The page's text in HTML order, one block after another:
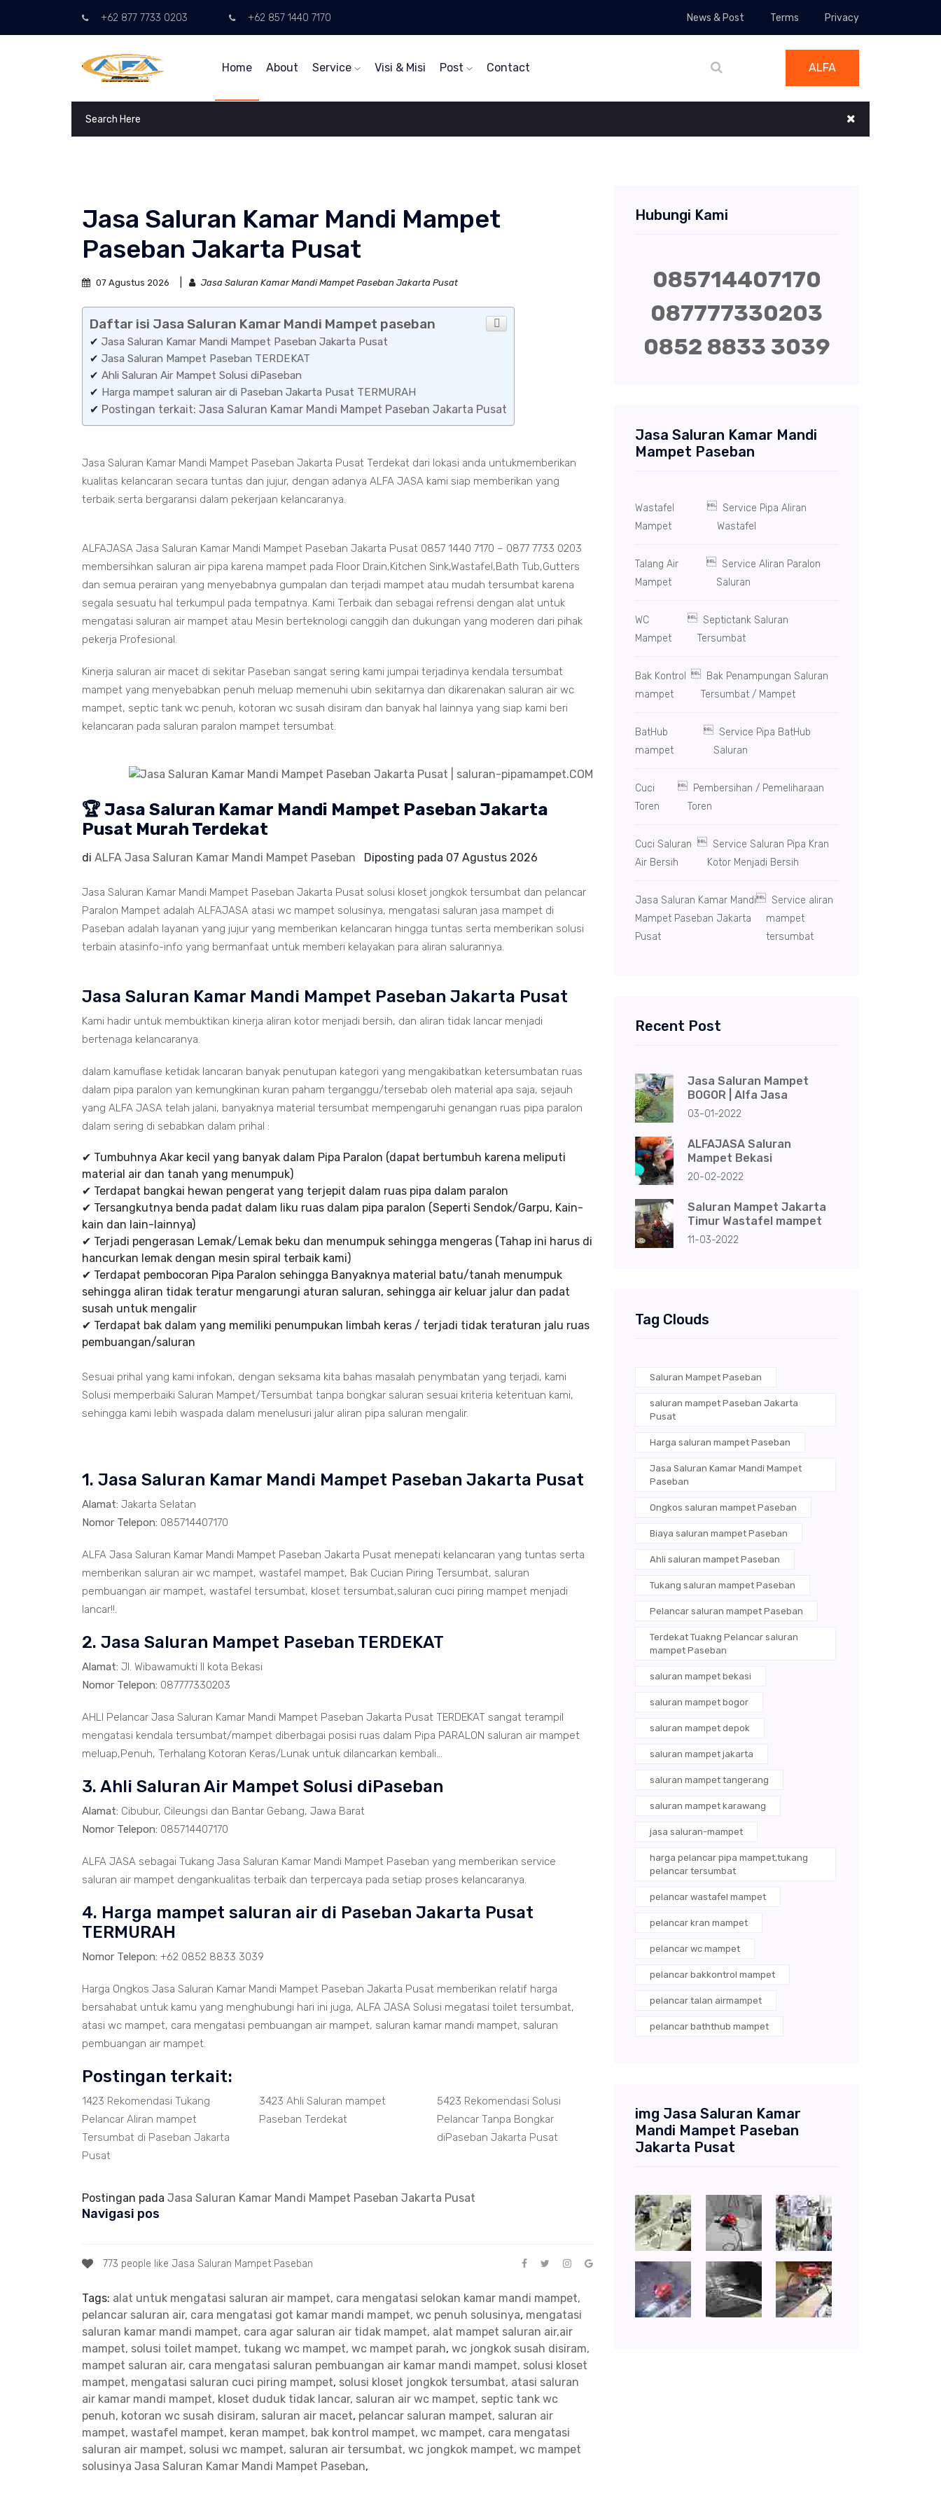
+62 877 7733 0203 +62 857 1440 7170 News & Post Terms Privacy
Home About Service Visi & Misi Post Contact ALFA
Jasa Saluran Kamar Mandi Mampet
Paseban Jakarta Pusat
07 Agustus 2026 Jasa Saluran Kamar Mandi Mampet Paseban Jakarta Pusat
Daftar isi Jasa Saluran Kamar Mandi Mampet paseban
✔ Jasa Saluran Kamar Mandi Mampet Paseban Jakarta Pusat
✔ Jasa Saluran Mampet Paseban TERDEKAT
✔ Ahli Saluran Air Mampet Solusi diPaseban
✔ Harga mampet saluran air di Paseban Jakarta Pusat TERMURAH
✔ Postingan terkait: Jasa Saluran Kamar Mandi Mampet Paseban Jakarta Pusat
Jasa Saluran Kamar Mandi Mampet Paseban Jakarta Pusat Terdekat dari lokasi anda untukmemberikan
kualitas kelancaran secara tuntas dan jujur, dengan adanya ALFA JASA kami siap memberikan yang
terbaik serta bergaransi dalam pekerjaan kelancaranya.
ALFAJASA Jasa Saluran Kamar Mandi Mampet Paseban Jakarta Pusat 0857 1440 7170 – 0877 7733 0203
membersihkan saluran air pipa karena mampet pada Floor Drain,Kitchen Sink,Wastafel,Bath Tub,Gutters
dan semua perairan yang menyebabnya gumpalan dan terjadi mampet atau mudah tersumbat karena
segala sesuatu hal terkumpul pada tempatnya. Kami Terbaik dan sebagai refrensi dengan alat untuk
mengatasi saluran air mampet atau Mesin berteknologi canggih dan dukungan yang moderen dari pihak
pekerja Profesional.
Kinerja saluran air macet di sekitar Paseban sangat sering kami jumpai terjadinya kendala tersumbat
mampet yang menyebabkan penuh meluap memenuhi ubin sekitarnya dan dikarenakan saluran air wc
mampet, septic tank wc penuh, kotoran wc susah disiram dan banyak hal lainnya yang siap kami beri
kelancaran pada saluran paralon mampet tersumbat.
🏆 Jasa Saluran Kamar Mandi Mampet Paseban Jakarta
Pusat Murah Terdekat
di ALFA Jasa Saluran Kamar Mandi Mampet Paseban Diposting pada 07 Agustus 2026
Jasa Saluran Kamar Mandi Mampet Paseban Jakarta Pusat solusi kloset jongkok tersumbat dan pelancar
Paralon Mampet adalah ALFAJASA atasi wc mampet solusinya, mengatasi saluran jasa mampet di
Paseban adalah layanan yang jujur yang memberikan kelancaran hingga tuntas serta memberikan solusi
terbain atasinfo-info yang bermanfaat untuk memberi kelayakan para aliran salurannya.
Jasa Saluran Kamar Mandi Mampet Paseban Jakarta Pusat
Kami hadir untuk membuktikan kinerja aliran kotor menjadi bersih, dan aliran tidak lancar menjadi
bertenaga kelancaranya.
dalam kamuflase ketidak lancaran banyak penutupan kategori yang mengakibatkan ketersumbatan ruas
dalam pipa paralon yan kemungkinan kuran paham terganggu/tersebab oleh material apa saja, sejauh
yang ALFA JASA telah jalani, banyaknya material tersumbat mempengaruhi genangan ruas pipa paralon
dalam sering di sebabkan dalam prihal :
✔ Tumbuhnya Akar kecil yang banyak dalam Pipa Paralon (dapat bertumbuh karena meliputi
material air dan tanah yang menumpuk)
✔ Terdapat bangkai hewan pengerat yang terjepit dalam ruas pipa dalam paralon
✔ Tersangkutnya benda padat dalam liku ruas dalam pipa paralon (Seperti Sendok/Garpu, Kain-
kain dan lain-lainnya)
✔ Terjadi pengerasan Lemak/Lemak beku dan menumpuk sehingga mengeras (Tahap ini harus di
hancurkan lemak dengan mesin spiral terbaik kami)
✔ Terdapat pembocoran Pipa Paralon sehingga Banyaknya material batu/tanah menumpuk
sehingga aliran tidak teratur mengarungi aturan saluran, sehingga air keluar jalur dan padat
susah untuk mengalir
✔ Terdapat bak dalam yang memiliki penumpukan limbah keras / terjadi tidak teraturan jalu ruas
pembuangan/saluran
Sesuai prihal yang kami infokan, dengan seksama kita bahas masalah penymbatan yang terjadi, kami
Solusi memperbaiki Saluran Mampet/Tersumbat tanpa bongkar saluran sesuai kriteria ketentuan kami,
sehingga kami lebih waspada dalam menelusuri jalur aliran pipa saluran mengalir.
1. Jasa Saluran Kamar Mandi Mampet Paseban Jakarta Pusat
Alamat: Jakarta Selatan
Nomor Telepon: 085714407170
ALFA Jasa Saluran Kamar Mandi Mampet Paseban Jakarta Pusat menepati kelancaran yang tuntas serta
memberikan saluran air wc mampet, wastafel mampet, Bak Cucian Piring Tersumbat, saluran
pembuangan air mampet, wastafel tersumbat, kloset tersumbat,saluran cuci piring mampet menjadi
lancar!!.
2. Jasa Saluran Mampet Paseban TERDEKAT
Alamat: Jl. Wibawamukti II kota Bekasi
Nomor Telepon: 087777330203
AHLI Pelancar Jasa Saluran Kamar Mandi Mampet Paseban Jakarta Pusat TERDEKAT sangat terampil
mengatasi kendala tersumbat/mampet diberbagai posisi ruas dalam Pipa PARALON saluran air mampet
meluap,Penuh, Terhalang Kotoran Keras/Lunak untuk dilancarkan kembali...
3. Ahli Saluran Air Mampet Solusi diPaseban
Alamat: Cibubur, Cileungsi dan Bantar Gebang, Jawa Barat
Nomor Telepon: 085714407170
ALFA JASA sebagai Tukang Jasa Saluran Kamar Mandi Mampet Paseban yang memberikan service
saluran air mampet dengankualitas terbaik dan terpercaya pada setiap proses kelancaranya.
4. Harga mampet saluran air di Paseban Jakarta Pusat
TERMURAH
Nomor Telepon: +62 0852 8833 3039
Harga Ongkos Jasa Saluran Kamar Mandi Mampet Paseban Jakarta Pusat memberikan relatif harga
bersahabat untuk kamu yang menghubungi hari ini juga, ALFA JASA Solusi megatasi toilet tersumbat,
atasi wc mampet, cara mengatasi pembuangan air mampet, saluran kamar mandi mampet, saluran
pembuangan air mampet.
Postingan terkait:
1423 Rekomendasi Tukang
Pelancar Aliran mampet
Tersumbat di Paseban Jakarta
Pusat
3423 Ahli Saluran mampet
Paseban Terdekat
5423 Rekomendasi Solusi
Pelancar Tanpa Bongkar
diPaseban Jakarta Pusat
Postingan pada Jasa Saluran Kamar Mandi Mampet Paseban Jakarta Pusat
Navigasi pos
773 people like Jasa Saluran Mampet Paseban
Tags: alat untuk mengatasi saluran air mampet, cara mengatasi selokan kamar mandi mampet,
pelancar saluran air, cara mengatasi got kamar mandi mampet, wc penuh solusinya, mengatasi
saluran kamar mandi mampet, cara agar saluran air tidak mampet, alat mampet saluran air,air
mampet, solusi toilet mampet, tukang wc mampet, wc mampet parah, wc jongkok susah disiram,
mampet saluran air, cara mengatasi saluran pembuangan air kamar mandi mampet, solusi kloset
mampet, mengatasi saluran cuci piring mampet, solusi kloset jongkok tersumbat, atasi saluran
air kamar mandi mampet, kloset duduk tidak lancar, saluran air wc mampet, septic tank wc
penuh, kotoran wc susah disiram, saluran air macet, pelancar saluran mampet, saluran air
mampet, wastafel mampet, keran mampet, bak kontrol mampet, wc mampet, cara mengatasi
saluran air mampet, solusi wc mampet, saluran air tersumbat, wc jongkok mampet, wc mampet
solusinya Jasa Saluran Kamar Mandi Mampet Paseban,
Hubungi Kami
085714407170
087777330203
0852 8833 3039
Jasa Saluran Kamar Mandi
Mampet Paseban
Wastafel
Mampet
 Service Pipa Aliran
Wastafel
Talang Air
Mampet
Service Aliran Paralon
Saluran
WC
Mampet
 Septictank Saluran
Tersumbat
Bak Kontrol
mampet
 Bak Penampungan Saluran
Tersumbat / Mampet
BatHub
mampet
 Service Pipa BatHub
Saluran
Cuci
Toren
 Pembersihan / Pemeliharaan
Toren
Cuci Saluran
Air Bersih
Service Saluran Pipa Kran
Kotor Menjadi Bersih
Jasa Saluran Kamar Mandi
Mampet Paseban Jakarta
Pusat
 Service aliran
mampet
tersumbat
Recent Post
Jasa Saluran Mampet
BOGOR | Alfa Jasa
03-01-2022
ALFAJASA Saluran
Mampet Bekasi
20-02-2022
Saluran Mampet Jakarta
Timur Wastafel mampet
11-03-2022
Tag Clouds
Saluran Mampet Paseban
saluran mampet Paseban Jakarta
Pusat
Harga saluran mampet Paseban
Jasa Saluran Kamar Mandi Mampet
Paseban
Ongkos saluran mampet Paseban
Biaya saluran mampet Paseban
Ahli saluran mampet Paseban
Tukang saluran mampet Paseban
Pelancar saluran mampet Paseban
Terdekat Tuakng Pelancar saluran
mampet Paseban
saluran mampet bekasi
saluran mampet bogor
saluran mampet depok
saluran mampet jakarta
saluran mampet tangerang
saluran mampet karawang
jasa saluran-mampet
harga pelancar pipa mampet,tukang
pelancar tersumbat
pelancar wastafel mampet
pelancar kran mampet
pelancar wc mampet
pelancar bakkontrol mampet
pelancar talan airmampet
pelancar baththub mampet
img Jasa Saluran Kamar
Mandi Mampet Paseban
Jakarta Pusat